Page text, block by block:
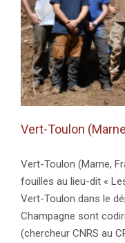
Vert-Toulon
Vert-Toulon (Marne,
fouilles au lieu-dit «
Vert-Toulon dans le
Champagne sont
(chercheur CNRS au